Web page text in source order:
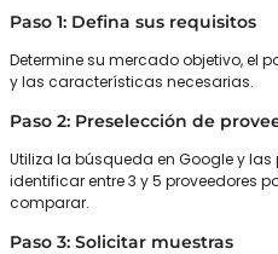
Paso 1: Defina sus requisitos
Determine su mercado objetivo, el
y las características necesarias.
Paso 2: Preselección de
Utiliza la búsqueda en Google y
identificar entre 3 y 5 proveedores
comparar.
Paso 3: Solicitar muestras